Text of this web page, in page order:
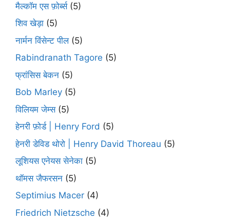
मैल्कॉम एस फ़ोर्ब्स(5)
शिव खेड़ा (5)
नार्मन विंसेन्ट पील(5)
Rabindranath Tagore (5)
फ्रांसिस बेकन (5)
Bob Marley (5)
विलियम जेम्स(5)
हेनरी फ़ोर्ड | Henry Ford (5)
हेनरी डेविड थोरो | Henry David Thoreau (5)
लूशियस एनेयस सेनेका (5)
थॉमस जैफरसन (5)
Septimius Macer (4)
Friedrich Nietzsche (4)